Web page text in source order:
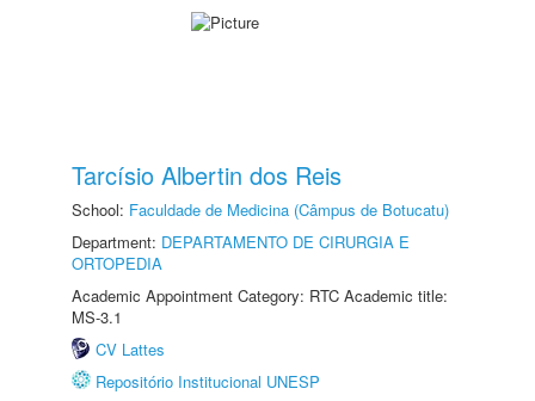
Tarcísio Albertin dos Reis
School: Faculdade de Medicina (Câmpus de Botucatu)
Department: DEPARTAMENTO DE CIRURGIA E
ORTOPEDIA
Academic Appointment Category: RTC Academic title:
MS-3.1
CV Lattes
Repositório Institucional UNESP